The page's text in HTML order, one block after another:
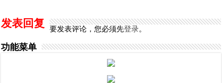
发表回复 要发表评论，您必须先登录。
功能菜单